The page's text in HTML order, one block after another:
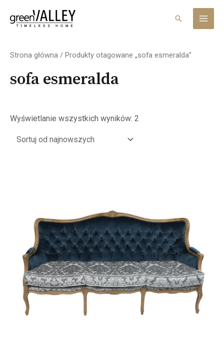
content
Search
Strona główna / Produkty otagowane „sofa esmeralda”
sofa esmeralda
Wyświetlanie wszystkich wyników: 2
najnowszych